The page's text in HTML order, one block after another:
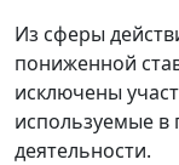
Из сферы
пониженной
исключены
используемые в
деятельности.